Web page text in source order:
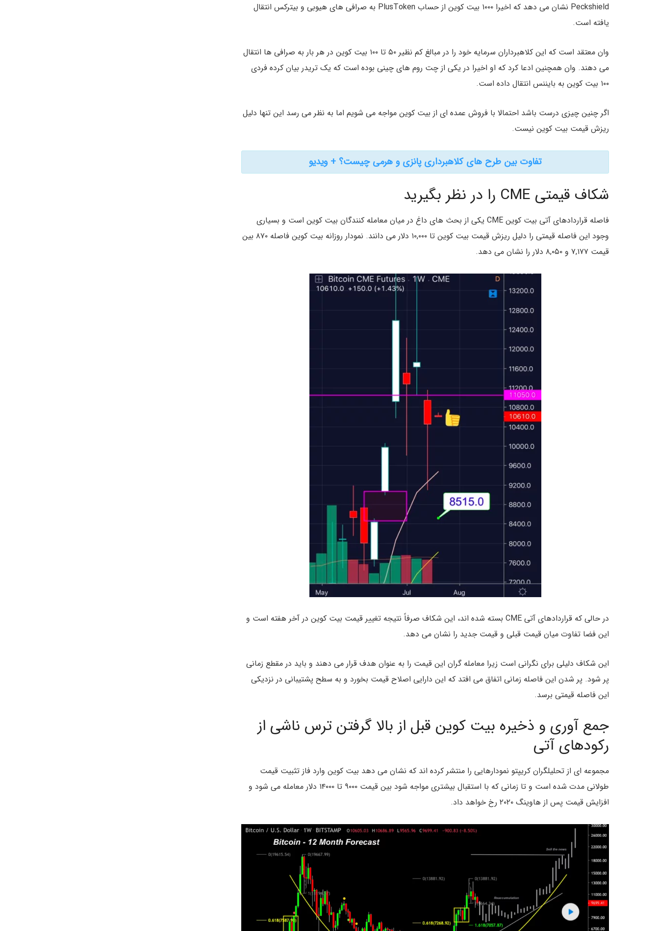
Peckshield نشان می دهد که اخیرا ۱۰۰۰ بیت کوین از حساب PlusToken به صرافی های هیوبی و بیترکس انتقال
یافته است.
وان معتقد است که این کلاهبرداران سرمایه خود را در مبالغ کم نظیر ۵۰ تا ۱۰۰ بیت کوین در هر بار به صرافی ها انتقال
می دهند. وان همچنین ادعا کرد که او اخیرا در یکی از چت روم های چینی بوده است که یک تریدر بیان کرده فردی
۱۰۰ بیت کوین به بایننس انتقال داده است.
اگر چنین چیزی درست باشد احتمالا با فروش عمده ای از بیت کوین مواجه می شویم اما به نظر می رسد این تنها دلیل
ریزش قیمت بیت کوین نیست.
تفاوت بین طرح های کلاهبرداری پانزی و هرمی چیست؟ + ویدیو
شکاف قیمتی CME را در نظر بگیرید
فاصله قراردادهای آتی بیت کوین CME یکی از بحث های داغ در میان معامله کنندگان بیت کوین است و بسیاری
وجود این فاصله قیمتی را دلیل ریزش قیمت بیت کوین تا ۱۰,۰۰۰ دلار می دانند. نمودار روزانه بیت کوین فاصله ۸۷۰ بین
قیمت ۷,۱۷۷ و ۸,۰۵۰ دلار را نشان می دهد.
در حالی که قراردادهای آتی CME بسته شده اند، این شکاف صرفاً نتیجه تغییر قیمت بیت کوین در آخر هفته است و
این فضا تفاوت میان قیمت قبلی و قیمت جدید را نشان می دهد.
این شکاف دلیلی برای نگرانی است زیرا معامله گران این قیمت را به عنوان هدف قرار می دهند و باید در مقطع زمانی
پر شود. پر شدن این فاصله زمانی اتفاق می افتد که این دارایی اصلاح قیمت بخورد و به سطح پشتیبانی در نزدیکی
این فاصله قیمتی برسد.
جمع آوری و ذخیره بیت کوین قبل از بالا گرفتن ترس ناشی از
رکودهای آتی
مجموعه ای از تحلیلگران کریپتو نمودارهایی را منتشر کرده اند که نشان می دهد بیت کوین وارد فاز تثبیت قیمت
طولانی مدت شده است و تا زمانی که با استقبال بیشتری مواجه شود بین قیمت ۹۰۰۰ تا ۱۴۰۰۰ دلار معامله می شود و
افزایش قیمت پس از هاوینگ ۲۰۲۰ رخ خواهد داد.